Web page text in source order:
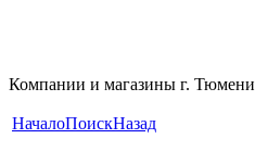
Компании и магазины г. Тюмени
НачалоПоискНазад